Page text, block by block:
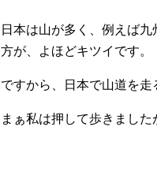
日本は山が多く、例えば
方が、よほどキツイです。
ですから、日本で山道を
まぁ私は押して歩きました